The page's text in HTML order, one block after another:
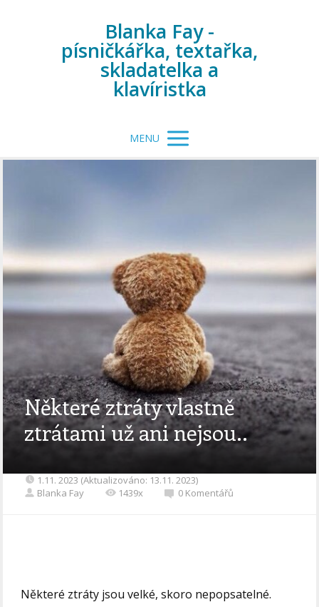
Blanka Fay -
písničkářka, textařka,
skladatelka a
klavíristka
MENU
Některé ztráty vlastně
ztrátami už ani nejsou..
1.11. 2023 (Aktualizováno: 13.11. 2023)
Blanka Fay
1439x 0 Komentářů
Některé ztráty jsou velké, skoro nepopsatelné.